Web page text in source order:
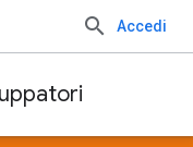
Accedi